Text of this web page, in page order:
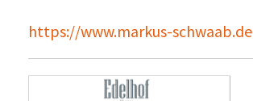
https://www.markus-schwaab.de